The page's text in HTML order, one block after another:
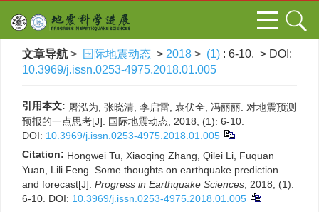
文章导航 > 国际地震动态 > 2018 > (1) : 6-10. > DOI:
10.3969/j.issn.0253-4975.2018.01.005
引用本文: 屠泓为, 张晓清, 李启雷, 袁伏全, 冯丽丽. 对地震预测
预报的一点思考[J]. 国际地震动态, 2018, (1): 6-10.
DOI: 10.3969/j.issn.0253-4975.2018.01.005
Citation: Hongwei Tu, Xiaoqing Zhang, Qilei Li, Fuquan
Yuan, Lili Feng. Some thoughts on earthquake prediction
and forecast[J]. Progress in Earthquake Sciences , 2018, (1):
6-10. DOI: 10.3969/j.issn.0253-4975.2018.01.005